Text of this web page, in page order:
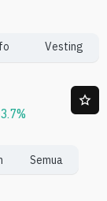
Vesting
3.7%
Semua